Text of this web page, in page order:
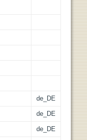
de_DE
de_DE
de_DE